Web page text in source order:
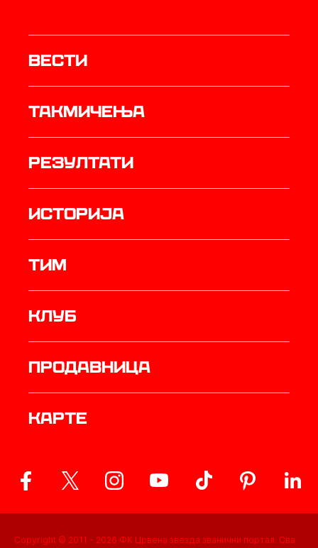
Вести
Такмичења
резултати
историја
ТИМ
Клуб
продавница
Карте
Copyright © 2011 - 2026 ФК Црвена звезда званични портал. Сва